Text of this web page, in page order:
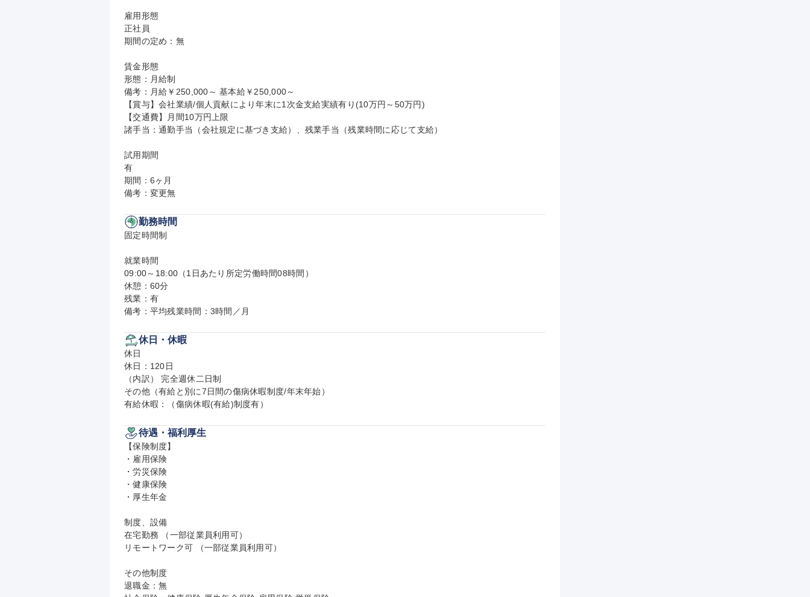
雇用形態
正社員
期間の定め：無
賃金形態
形態：月給制
備考：月給￥250,000～ 基本給￥250,000～
【賞与】会社業績/個人貢献により年末に1次金支給実績有り(10万円～50万円)
【交通費】月間10万円上限
諸手当：通勤手当（会社規定に基づき支給）、残業手当（残業時間に応じて支給）
試用期間
有
期間：6ヶ月
備考：変更無
勤務時間
固定時間制
就業時間
09:00～18:00（1日あたり所定労働時間08時間）
休憩：60分
残業：有
備考：平均残業時間：3時間／月
休日・休暇
休日
休日：120日
（内訳） 完全週休二日制
その他（有給と別に7日間の傷病休暇制度/年末年始）
有給休暇：（傷病休暇(有給)制度有）
待遇・福利厚生
【保険制度】
・雇用保険
・労災保険
・健康保険
・厚生年金
制度、設備
在宅勤務 （一部従業員利用可）
リモートワーク可 （一部従業員利用可）
その他制度
退職金：無